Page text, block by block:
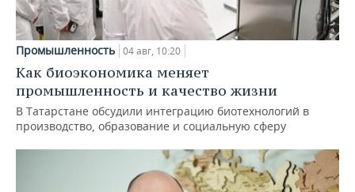
Промышленность 04 авг, 10:20
Как биоэкономика меняет
промышленность и качество жизни
В Татарстане обсудили интеграцию биотехнологий в
производство, образование и социальную сферу